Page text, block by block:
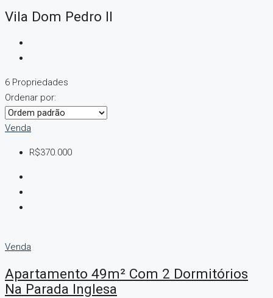
Vila Dom Pedro II
6 Propriedades
Ordenar por:
Venda
R$370.000
Venda
Apartamento 49m² Com 2 Dormitórios
Na Parada Inglesa